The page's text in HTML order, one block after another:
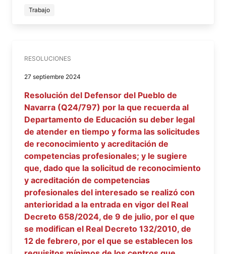
Trabajo
RESOLUCIONES
27 septiembre 2024
Resolución del Defensor del Pueblo de
Navarra (Q24/797) por la que recuerda al
Departamento de Educación su deber legal
de atender en tiempo y forma las solicitudes
de reconocimiento y acreditación de
competencias profesionales; y le sugiere
que, dado que la solicitud de reconocimiento
y acreditación de competencias
profesionales del interesado se realizó con
anterioridad a la entrada en vigor del Real
Decreto 658/2024, de 9 de julio, por el que
se modifican el Real Decreto 132/2010, de
12 de febrero, por el que se establecen los